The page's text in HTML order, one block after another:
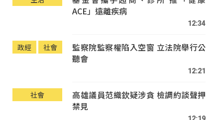
ACE」遠離疾病
12:34
政經 社會
監察院監察權陷入空窗 立法院舉行公
聽會
12:21
社會
高雄議員范織欽疑涉貪 檢調約談聲押
禁見
12:19